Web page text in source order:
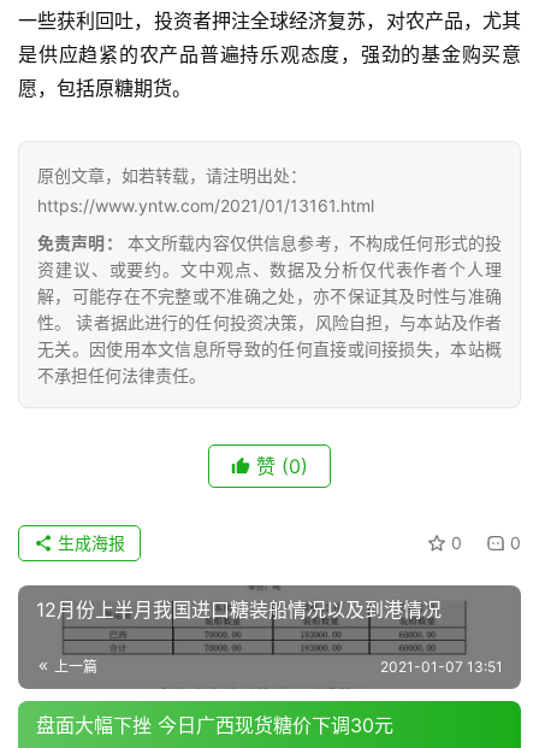
首
页
糖
网
公
众
号
专
题
地
区
一些获利回吐，投资者押注全球经济复苏，对农产品，尤其
是供应趋紧的农产品普遍持乐观态度，强劲的基金购买意
愿，包括原糖期货。
原创文章，如若转载，请注明出处：
https://www.yntw.com/2021/01/13161.html
免责声明：
本文所载内容仅供信息参考，不构成任何形式的投
资建议、或要约。文中观点、数据及分析仅代表作者个人理
解，可能存在不完整或不准确之处，亦不保证其及时性与准确
性。 读者据此进行的任何投资决策，风险自担，与本站及作者
无关。因使用本文信息所导致的任何直接或间接损失，本站概
不承担任何法律责任。
赞 (0)
0 0
生成海报
12月份上半月我国进口糖装船情况以及到港情况
上一篇 2021-01-07 13:51
盘面大幅下挫 今日广西现货糖价下调30元